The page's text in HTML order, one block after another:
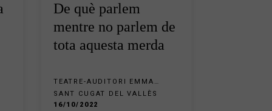
De què parlem
mentre no parlem de
tota aquesta merda
TEATRE-AUDITORI EMMA
VILARASAU SANT CUGAT
SANT CUGAT DEL VALLÈS
16/10/2022